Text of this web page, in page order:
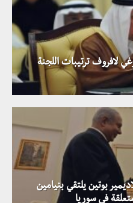
لافروف ترتيبات اللجنة
بوتين يلتقي بنيامين
في سوريا